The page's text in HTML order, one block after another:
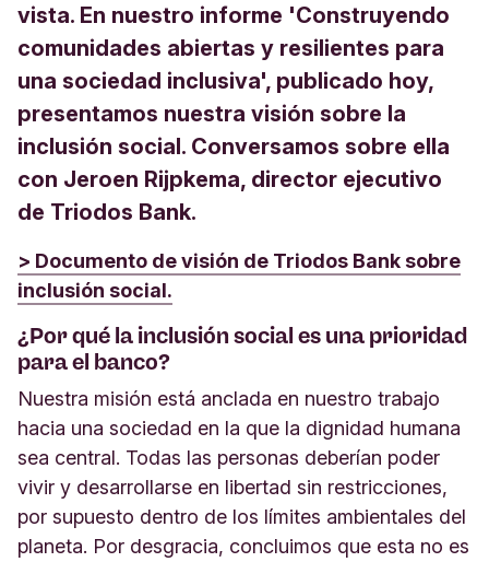
vista. En nuestro informe 'Construyendo
comunidades abiertas y resilientes para
una sociedad inclusiva', publicado hoy,
presentamos nuestra visión sobre la
inclusión social. Conversamos sobre ella
con Jeroen Rijpkema, director ejecutivo
de Triodos Bank.
> Documento de visión de Triodos Bank sobre
inclusión social.
¿Por qué la inclusión social es una prioridad
para el banco?
Nuestra misión está anclada en nuestro trabajo
hacia una sociedad en la que la dignidad humana
sea central. Todas las personas deberían poder
vivir y desarrollarse en libertad sin restricciones,
por supuesto dentro de los límites ambientales del
planeta. Por desgracia, concluimos que esta no es